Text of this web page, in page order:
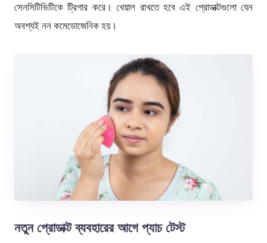
সেনসিটিভিটিকে ট্রিগার করে। খেয়াল রাখতে হবে এই প্রোডাক্টগুলো যেন
অবশ্যই নন কমেডোজেনিক হয়।
নতুন প্রোডাক্ট ব্যবহারের আগে প্যাচ টেস্ট